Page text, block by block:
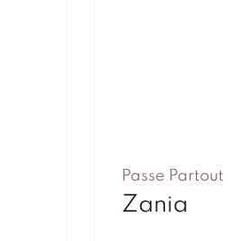
Passe Partout
Zania